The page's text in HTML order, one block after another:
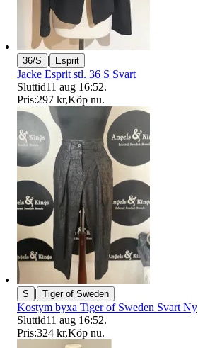
36/S | Esprit
Jacke Esprit stl. 36 S Svart
Sluttid11 aug 16:52.
Pris:297 kr,Köp nu.
S | Tiger of Sweden
Kostym byxa Tiger of Sweden Svart Ny
Sluttid11 aug 16:52.
Pris:324 kr,Köp nu.